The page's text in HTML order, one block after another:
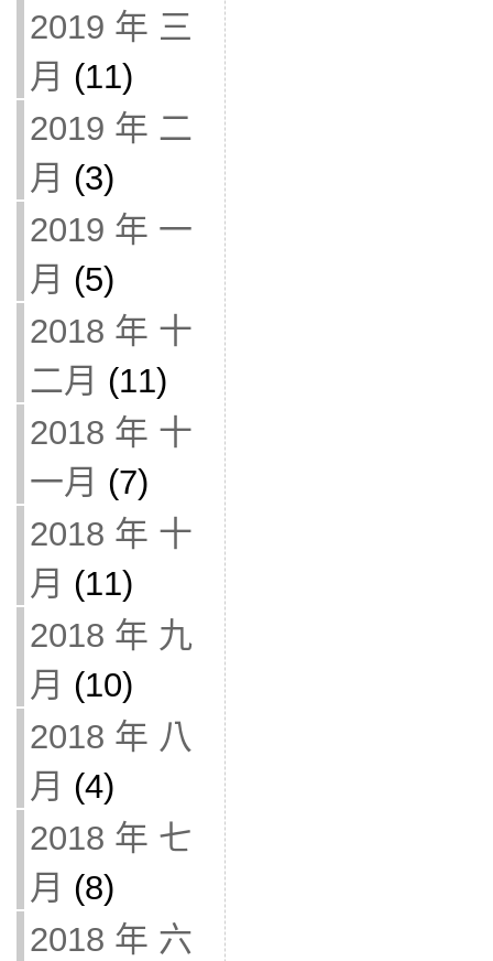
2019 年 三
月 (11)
2019 年 二
月 (3)
2019 年 一
月 (5)
2018 年 十
二月 (11)
2018 年 十
一月 (7)
2018 年 十
月 (11)
2018 年 九
月 (10)
2018 年 八
月 (4)
2018 年 七
月 (8)
2018 年 六